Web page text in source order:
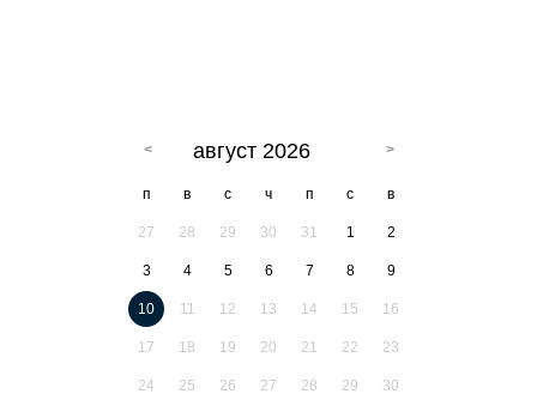
август 2026
п в с ч п с в
27 28 29 30 31 1 2
3 4 5 6 7 8 9
10 11 12 13 14 15 16
17 18 19 20 21 22 23
24 25 26 27 28 29 30